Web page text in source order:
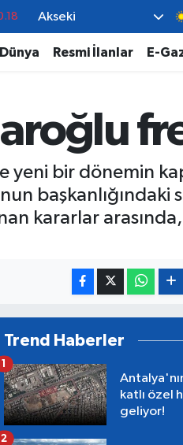
14
Akseki
Dünya Resmi İlanlar E-
bir dönemin
başkanlığındaki
kararlar
Trend Haberler
katlı özel
geliyor!
1
2